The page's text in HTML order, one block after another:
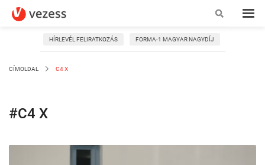
HÍRLEVÉL FELIRATKOZÁS FORMA-1 MAGYAR NAGYDÍJ
CÍMOLDAL C4 X
#C4 X